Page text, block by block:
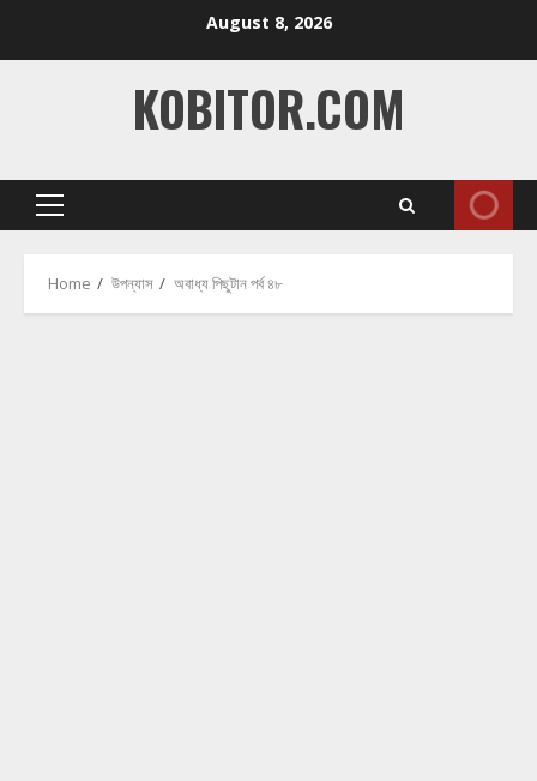
August 8, 2026
KOBITOR.COM
Primary
Home উপন্যাস অবাধ্য পিছুটান পর্ব ৪৮